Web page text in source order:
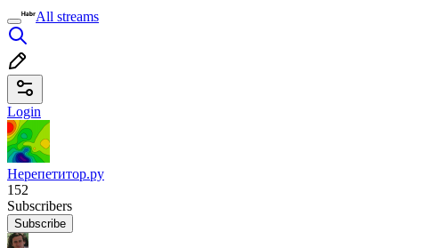
All streams
Login
Нерепетитор.ру
152
Subscribers
Subscribe